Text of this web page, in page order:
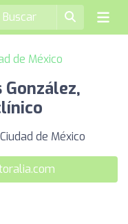
de México
de México